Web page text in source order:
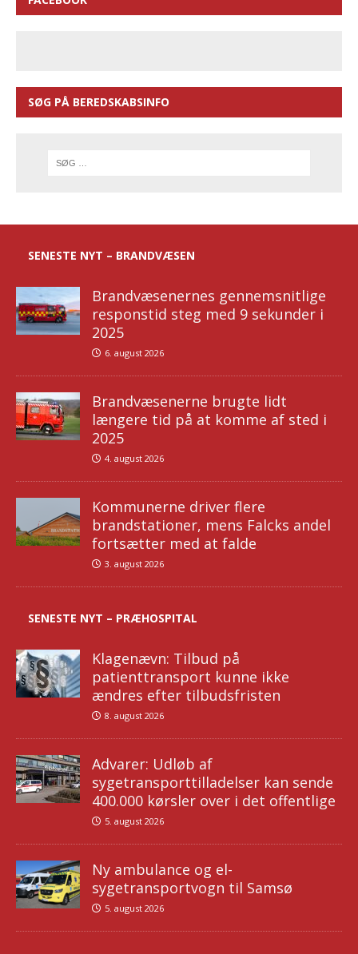
SØG PÅ BEREDSKABSINFO
SENESTE NYT – BRANDVÆSEN
Brandvæsenernes gennemsnitlige
responstid steg med 9 sekunder i
2025
6. august 2026
Brandvæsenerne brugte lidt
længere tid på at komme af sted i
2025
4. august 2026
Kommunerne driver flere
brandstationer, mens Falcks andel
fortsætter med at falde
3. august 2026
SENESTE NYT – PRÆHOSPITAL
Klagenævn: Tilbud på
patienttransport kunne ikke
ændres efter tilbudsfristen
8. august 2026
Advarer: Udløb af
sygetransporttilladelser kan sende
400.000 kørsler over i det offentlige
5. august 2026
Ny ambulance og el-
sygetransportvogn til Samsø
5. august 2026